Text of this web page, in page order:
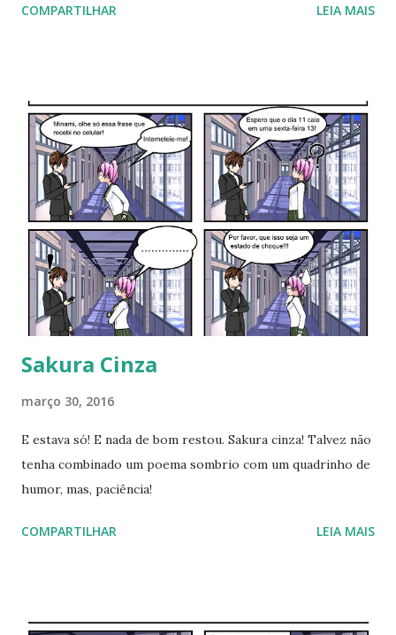
COMPARTILHAR LEIA MAIS
Sakura Cinza
março 30, 2016
E estava só! E nada de bom restou. Sakura cinza! Talvez não
tenha combinado um poema sombrio com um quadrinho de
humor, mas, paciência!
COMPARTILHAR LEIA MAIS